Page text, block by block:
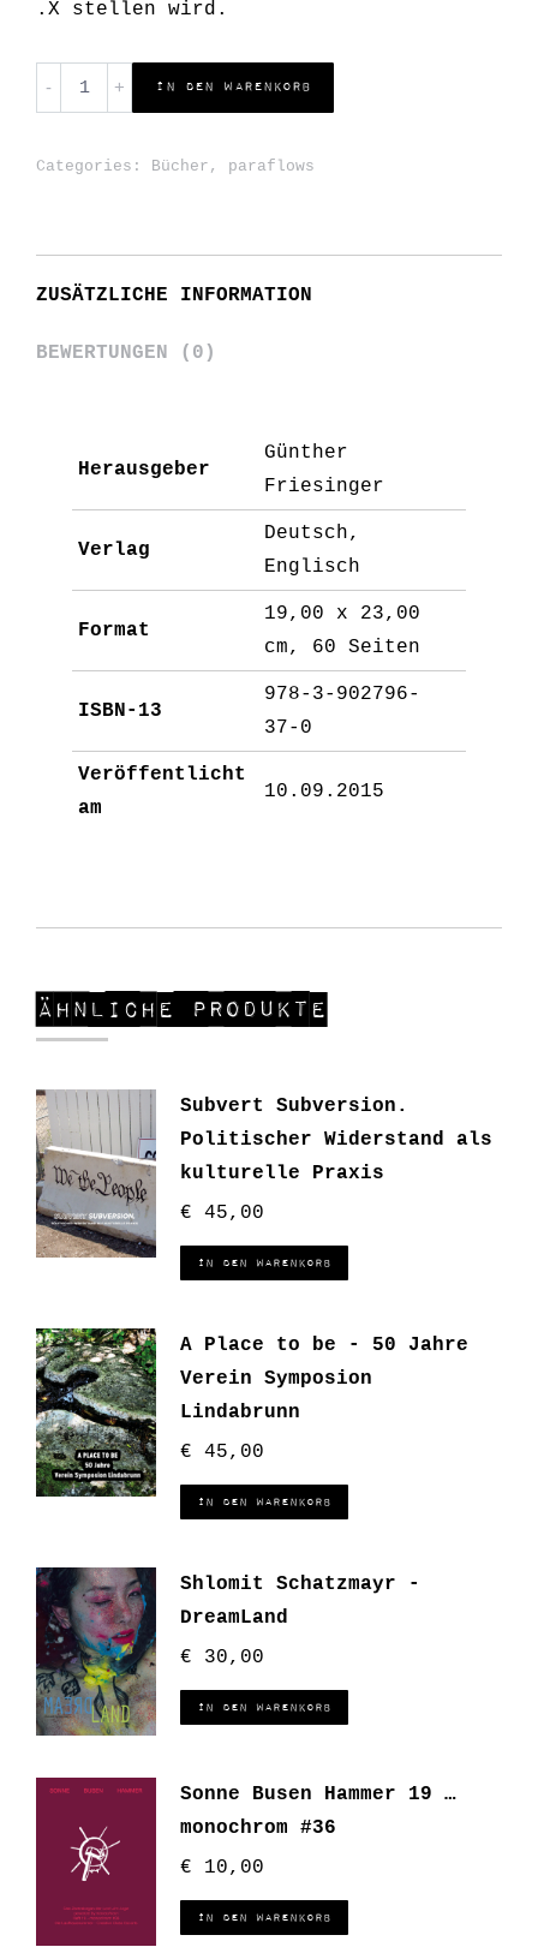
.X stellen wird.
Digital
Migration
In den Warenkorb
Categories: Bücher , paraflows
ZUSÄTZLICHE INFORMATION
BEWERTUNGEN (0)
Herausgeber
Günther
Friesinger
Verlag
Deutsch,
Englisch
Format
19,00 x 23,00
cm, 60 Seiten
ISBN-13
978-3-902796-
37-0
Veröffentlicht
am
10.09.2015
Ähnliche Produkte
Subvert Subversion.
Politischer Widerstand als
kulturelle Praxis
€ 45,00
In den Warenkorb
A Place to be - 50 Jahre
Verein Symposion
Lindabrunn
€ 45,00
In den Warenkorb
Shlomit Schatzmayr -
DreamLand
€ 30,00
In den Warenkorb
Sonne Busen Hammer 19 …
monochrom #36
€ 10,00
In den Warenkorb